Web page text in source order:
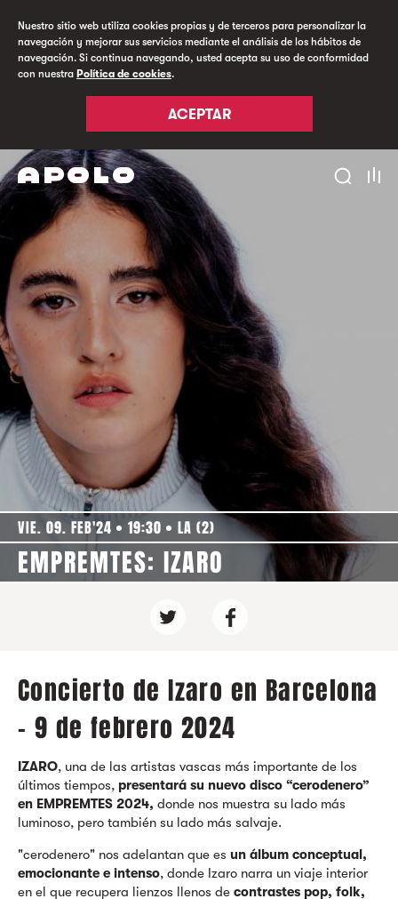
Nuestro sitio web utiliza cookies propias y de terceros para personalizar la
navegación y mejorar sus servicios mediante el análisis de los hábitos de
navegación. Si continua navegando, usted acepta su uso de conformidad
con nuestra Política de cookies.
ACEPTAR
VIE. 09. FEB'24 19:30 LA (2)
EMPREMTES: IZARO
Concierto de Izaro en Barcelona
- 9 de febrero 2024
IZARO, una de las artistas vascas más importante de los
últimos tiempos, presentará su nuevo disco “cerodenero”
en EMPREMTES 2024, donde nos muestra su lado más
luminoso, pero también su lado más salvaje.
"cerodenero" nos adelantan que es un álbum conceptual,
emocionante e intenso, donde Izaro narra un viaje interior
en el que recupera lienzos llenos de contrastes pop, folk,